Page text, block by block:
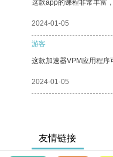
这款app的课程非常丰富
2024-01-05
游客
这款加速器VPM应用程序
2024-01-05
友情链接